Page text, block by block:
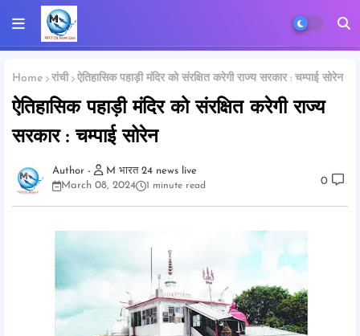
Home रांची ऐतिहासिक पहाड़ी मंदिर को संरक्षित करेगी राज्य सरकार : चम्पाई सोरेन
ऐतिहासिक पहाड़ी मंदिर को संरक्षित करेगी राज्य
सरकार : चम्पाई सोरेन
M भारत 24 news live
March 08, 2024
1 minute read 0